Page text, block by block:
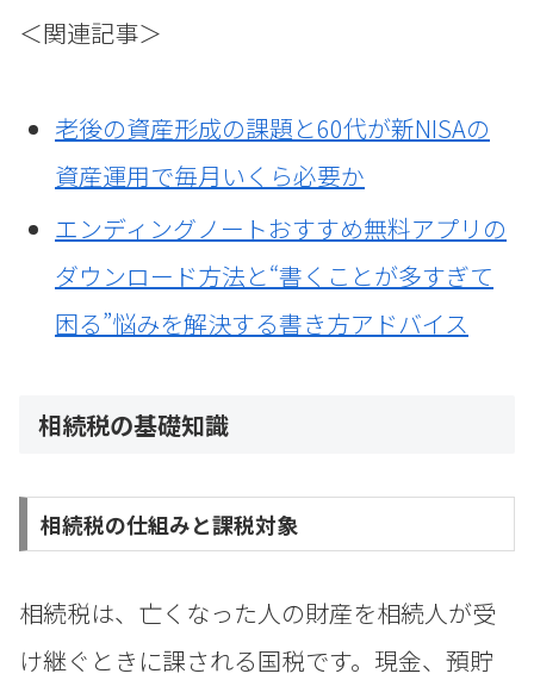
＜関連記事＞
老後の資産形成の課題と60代が新NISAの
資産運用で毎月いくら必要か
エンディングノートおすすめ無料アプリの
ダウンロード方法と“書くことが多すぎて
困る”悩みを解決する書き方アドバイス
相続税の基礎知識
相続税の仕組みと課税対象
相続税は、亡くなった人の財産を相続人が受
け継ぐときに課される国税です。現金、預貯